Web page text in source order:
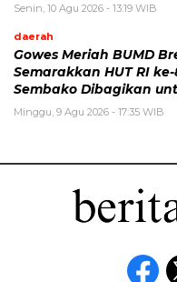
Senin, 10 Agu 2026 - 13:19 WIB
daerah
Gowes Meriah BUMD
Semarakkan HUT RI ke-
Sembako Dibagikan
Minggu, 9 Agu 2026 - 17:35 WIB